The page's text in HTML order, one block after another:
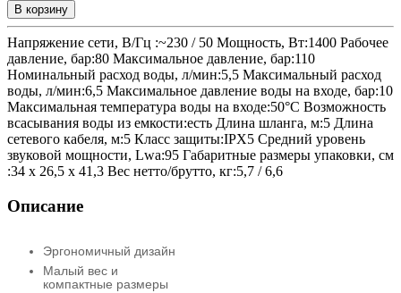
В корзину
Напряжение сети, В/Гц :~230 / 50 Мощность, Вт:1400 Рабочее
давление, бар:80 Максимальное давление, бар:110
Номинальный расход воды, л/мин:5,5 Максимальный расход
воды, л/мин:6,5 Максимальное давление воды на входе, бар:10
Максимальная температура воды на входе:50°C Возможность
всасывания воды из емкости:есть Длина шланга, м:5 Длина
сетевого кабеля, м:5 Класс защиты:IPX5 Средний уровень
звуковой мощности, Lwa:95 Габаритные размеры упаковки, см
:34 x 26,5 x 41,3 Вес нетто/брутто, кг:5,7 / 6,6
Описание
Эргономичный дизайн
Малый вес и
компактные размеры